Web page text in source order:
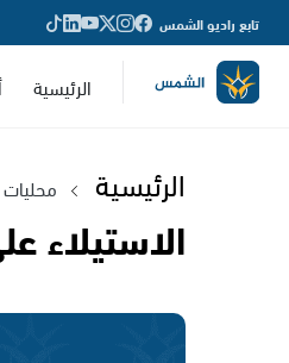
تابع راديو الشمس
الرئيسية
الرئيسية محليات
الاستيلاء